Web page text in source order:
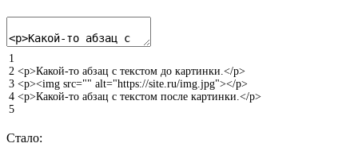
1
2
3
4
5
<p>Какой-то абзац с текстом до картинки. </p>
<p><img src="" alt="https://site.ru/img.jpg"></p>
<p>Какой-то абзац с текстом после картинки. </p>
Стало: